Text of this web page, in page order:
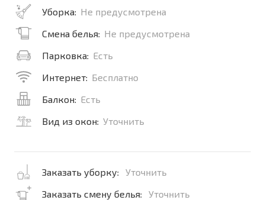
Уборка: Не предусмотрена
Смена белья: Не предусмотрена
Парковка: Есть
Интернет: Бесплатно
Балкон: Есть
Вид из окон: Уточнить
Заказать уборку:
Уточнить
Заказать смену белья:
Уточнить